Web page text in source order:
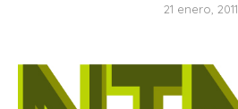
21 enero, 2011